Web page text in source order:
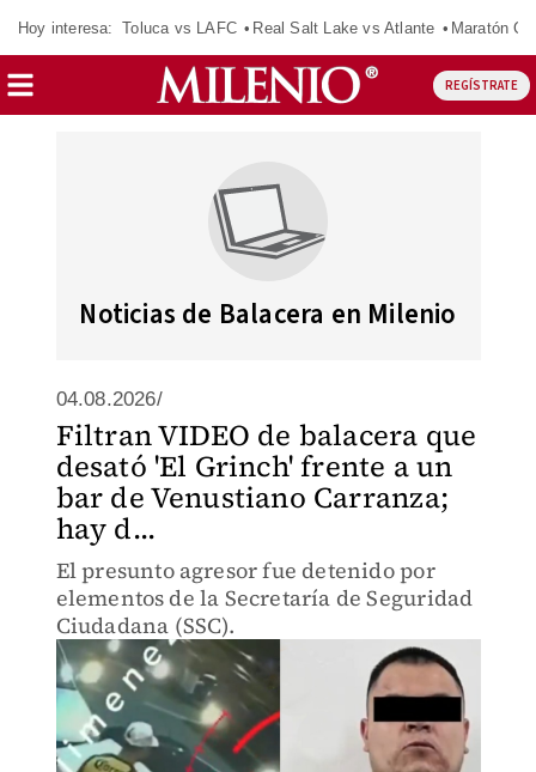
Hoy interesa: Toluca vs LAFC Real Salt Lake vs Atlante Maratón
REGÍSTRATE
Noticias de Balacera en Milenio
04.08.2026/
Filtran VIDEO de balacera que
desató 'El Grinch' frente a un
bar de Venustiano Carranza;
hay d...
El presunto agresor fue detenido por
elementos de la Secretaría de Seguridad
Ciudadana (SSC).